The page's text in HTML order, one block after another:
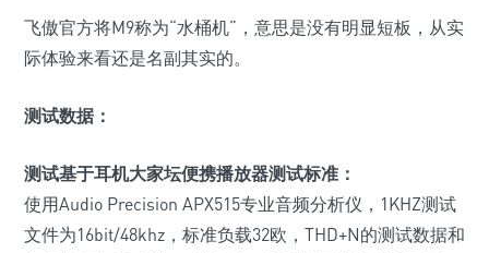
飞傲官方将M9称为“水桶机”，意思是没有明显短板，从实
际体验来看还是名副其实的。
测试数据：
测试基于耳机大家坛便携播放器测试标准：
使用Audio Precision APX515专业音频分析仪，1KHZ测试
文件为16bit/48khz，标准负载32欧，THD+N的测试数据和